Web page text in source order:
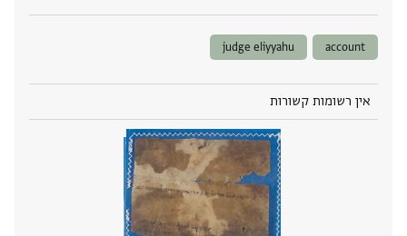
account
judge eliyyahu
אין רשומות קשורות